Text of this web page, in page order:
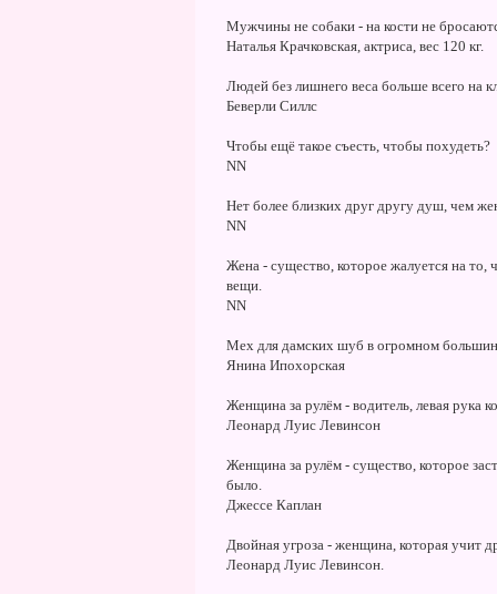
Мужчины не собаки - на кости не
Наталья Крачковская, актриса, вес 120 кг.
Людей без лишнего веса больше всего на
Беверли Силлс
Чтобы ещё такое съесть, чтобы похудеть?
NN
Нет более близких друг другу душ, чем
NN
Жена - существо, которое жалуется на то,
вещи.
NN
Мех для дамских шуб в огромном
Янина Ипохорская
Женщина за рулём - водитель, левая рука
Леонард Луис Левинсон
Женщина за рулём - существо, которое
было.
Джессе Каплан
Двойная угроза - женщина, которая учит
Леонард Луис Левинсон.